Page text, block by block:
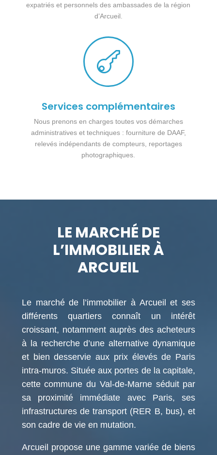
expatriés et personnels des ambassades de la région
d’Arcueil.

Services complémentaires
Nous prenons en charges toutes vos démarches
administratives et techniques : fourniture de DAAF,
relevés indépendants de compteurs, reportages
photographiques.
LE MARCHÉ DE
L’IMMOBILIER À
ARCUEIL
Le marché de l’immobilier à Arcueil et ses
différents quartiers connaît un intérêt
croissant, notamment auprès des acheteurs
à la recherche d’une alternative dynamique
et bien desservie aux prix élevés de Paris
intra-muros. Située aux portes de la capitale,
cette commune du Val-de-Marne séduit par
sa proximité immédiate avec Paris, ses
infrastructures de transport (RER B, bus), et
son cadre de vie en mutation.
Arcueil propose une gamme variée de biens